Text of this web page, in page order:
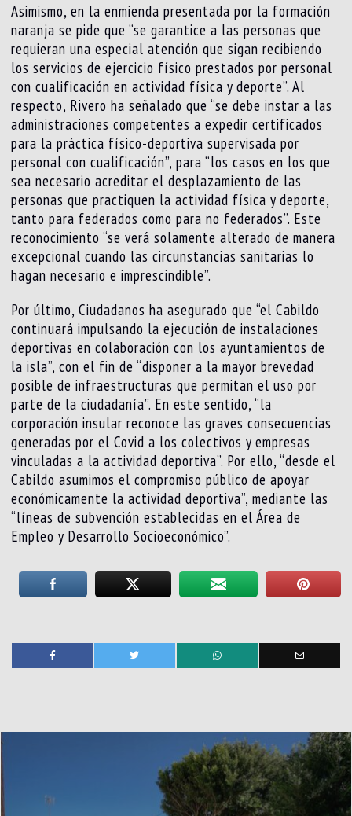
Asimismo, en la enmienda presentada por la formación
naranja se pide que “se garantice a las personas que
requieran una especial atención que sigan recibiendo
los servicios de ejercicio físico prestados por personal
con cualificación en actividad física y deporte”. Al
respecto, Rivero ha señalado que “se debe instar a las
administraciones competentes a expedir certificados
para la práctica físico-deportiva supervisada por
personal con cualificación”, para “los casos en los que
sea necesario acreditar el desplazamiento de las
personas que practiquen la actividad física y deporte,
tanto para federados como para no federados”. Este
reconocimiento “se verá solamente alterado de manera
excepcional cuando las circunstancias sanitarias lo
hagan necesario e imprescindible”.
Por último, Ciudadanos ha asegurado que “el Cabildo
continuará impulsando la ejecución de instalaciones
deportivas en colaboración con los ayuntamientos de
la isla”, con el fin de “disponer a la mayor brevedad
posible de infraestructuras que permitan el uso por
parte de la ciudadanía”. En este sentido, “la
corporación insular reconoce las graves consecuencias
generadas por el Covid a los colectivos y empresas
vinculadas a la actividad deportiva”. Por ello, “desde el
Cabildo asumimos el compromiso público de apoyar
económicamente la actividad deportiva”, mediante las
“líneas de subvención establecidas en el Área de
Empleo y Desarrollo Socioeconómico”.